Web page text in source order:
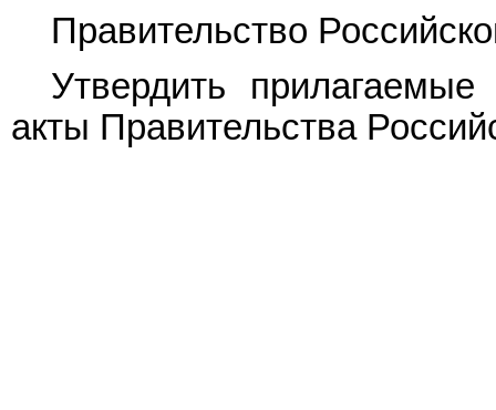
Правительство
Утвердить
акты Правительства